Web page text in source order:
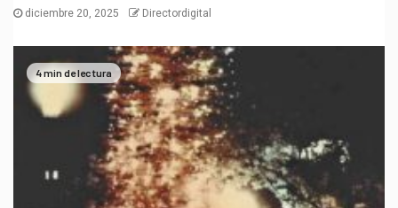
diciembre 20, 2025 Directordigital
4 min de lectura